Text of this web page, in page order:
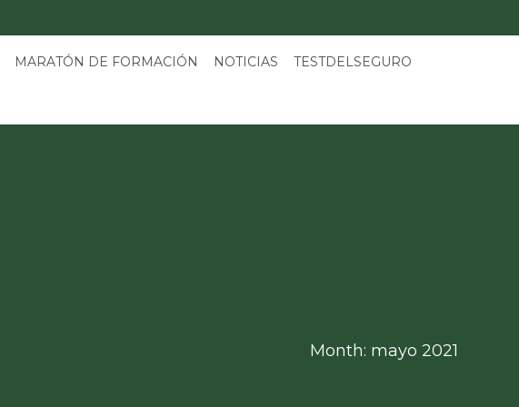
MARATÓN DE FORMACIÓN NOTICIAS
TESTDELSEGURO
Month: mayo 2021